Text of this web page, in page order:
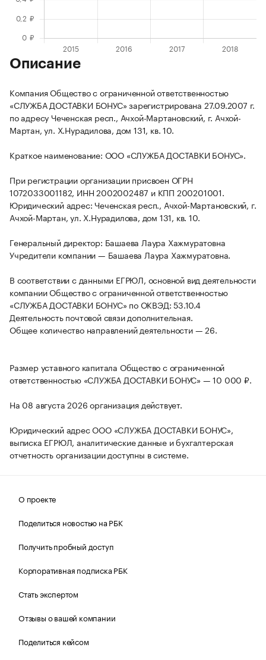
Описание
Компания Общество с ограниченной ответственностью
«СЛУЖБА ДОСТАВКИ БОНУС» зарегистрирована 27.09.2007 г.
по адресу Чеченская респ., Ачхой-Мартановский, г. Ачхой-
Мартан, ул. Х.Нурадилова, дом 131, кв. 10.
Краткое наименование: ООО «СЛУЖБА ДОСТАВКИ БОНУС».
При регистрации организации присвоен ОГРН
1072033001182, ИНН 2002002487 и КПП 200201001.
Юридический адрес: Чеченская респ., Ачхой-Мартановский, г.
Ачхой-Мартан, ул. Х.Нурадилова, дом 131, кв. 10.
Генеральный директор: Башаева Лаура Хажмуратовна
Учредители компании — Башаева Лаура Хажмуратовна.
В соответствии с данными ЕГРЮЛ, основной вид деятельности
компании Общество с ограниченной ответственностью
«СЛУЖБА ДОСТАВКИ БОНУС» по ОКВЭД: 53.10.4
Деятельность почтовой связи дополнительная.
Общее количество направлений деятельности — 26.
Размер уставного капитала Общество с ограниченной
ответственностью «СЛУЖБА ДОСТАВКИ БОНУС» — 10 000 ₽.
На 08 августа 2026 организация действует.
Юридический адрес ООО «СЛУЖБА ДОСТАВКИ БОНУС»,
выписка ЕГРЮЛ, аналитические данные и бухгалтерская
отчетность организации доступны в системе.
О проекте
Поделиться новостью на РБК
Получить пробный доступ
Корпоративная подписка РБК
Стать экспертом
Отзывы о вашей компании
Поделиться кейсом